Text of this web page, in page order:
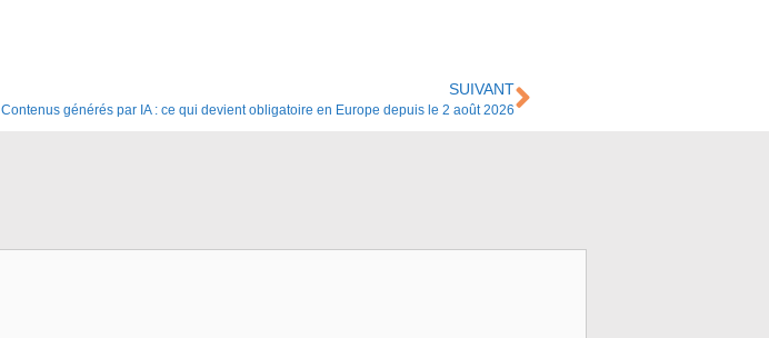
SUIVANT
Contenus générés par IA : ce qui devient obligatoire en Europe depuis le 2 août 2026